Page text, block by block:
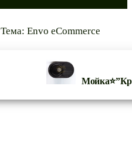
Тема: Envo eCommerce